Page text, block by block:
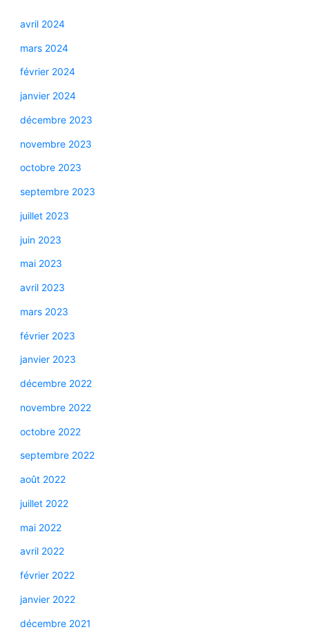
avril 2024
mars 2024
février 2024
janvier 2024
décembre 2023
novembre 2023
octobre 2023
septembre 2023
juillet 2023
juin 2023
mai 2023
avril 2023
mars 2023
février 2023
janvier 2023
décembre 2022
novembre 2022
octobre 2022
septembre 2022
août 2022
juillet 2022
mai 2022
avril 2022
février 2022
janvier 2022
décembre 2021